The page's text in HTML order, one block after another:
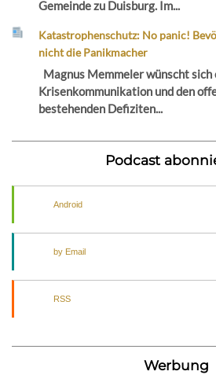
Gemeinde zu Duisburg. Im...
Katastrophenschutz: No panic!
nicht die Panikmacher
Magnus Memmeler wünscht sich
Krisenkommunikation und den
bestehenden Defiziten...
Podcast
Android
by Email
RSS
Werbung